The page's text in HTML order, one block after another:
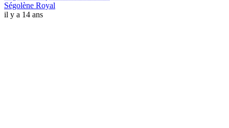
Ségolène Royal
il y a 14 ans